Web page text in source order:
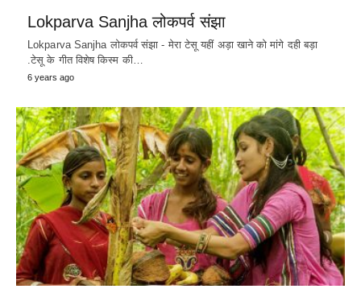
Lokparva Sanjha लोकपर्व संझा
Lokparva Sanjha लोकपर्व संझा - मेरा टेसू यहीं अड़ा खाने को मांगे दही बड़ा
.टेसू के गीत विशेष किस्म की…
6 years ago